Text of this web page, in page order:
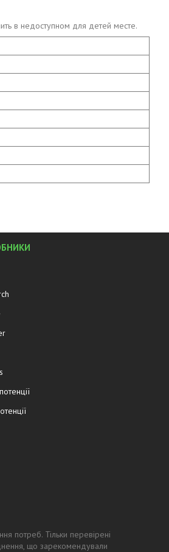
в недоступном для детей месте.
потреб. Тільки перевірені
що зарекомендували